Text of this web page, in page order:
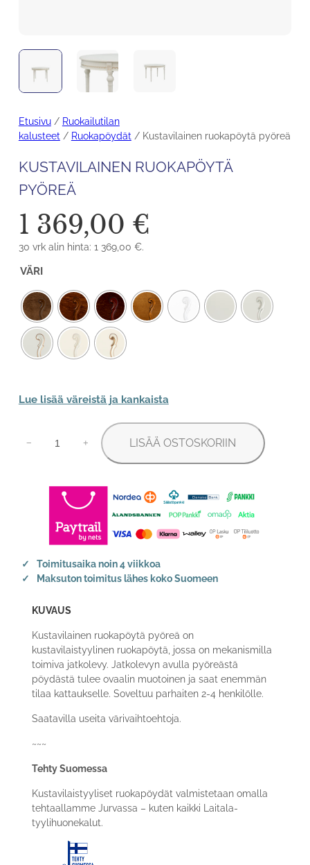
Etusivu/ Ruokailutilan
kalusteet / Ruokapöydät / Kustavilainen ruokapöytä pyöreä
KUSTAVILAINEN RUOKAPÖYTÄ
PYÖREÄ
1 369,00 €
30 vrk alin hinta: 1 369,00 €.
VÄRI
Lue lisää väreistä ja kankaista
ruokapöytä
− + LISÄÄ OSTOSKORIIN
Toimitusaika noin 4 viikkoa
Maksuton toimitus lähes koko Suomeen
KUVAUS
Kustavilainen ruokapöytä pyöreä on
kustavilaistyylinen ruokapöytä, jossa on mekanismilla
toimiva jatkolevy. Jatkolevyn avulla pyöreästä
pöydästä tulee ovaalin muotoinen ja saat enemmän
tilaa kattaukselle. Soveltuu parhaiten 2-4 henkilölle.
Saatavilla useita värivaihtoehtoja.
~~~
Tehty Suomessa
Kustavilaistyyliset ruokapöydät valmistetaan omalla
tehtaallamme Jurvassa – kuten kaikki Laitala-
tyylihuonekalut.